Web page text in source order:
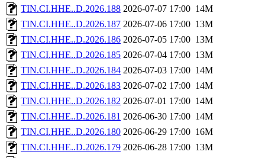
TIN.CI.HHE..D.2026.188 2026-07-07 17:00 14M
TIN.CI.HHE..D.2026.187 2026-07-06 17:00 13M
TIN.CI.HHE..D.2026.186 2026-07-05 17:00 13M
TIN.CI.HHE..D.2026.185 2026-07-04 17:00 13M
TIN.CI.HHE..D.2026.184 2026-07-03 17:00 14M
TIN.CI.HHE..D.2026.183 2026-07-02 17:00 14M
TIN.CI.HHE..D.2026.182 2026-07-01 17:00 14M
TIN.CI.HHE..D.2026.181 2026-06-30 17:00 14M
TIN.CI.HHE..D.2026.180 2026-06-29 17:00 16M
TIN.CI.HHE..D.2026.179 2026-06-28 17:00 13M